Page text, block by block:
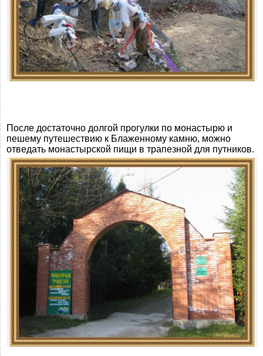
После достаточно долгой прогулки по монастырю и
пешему путешествию к Блаженному камню, можно
отведать монастырской пищи в трапезной для путников.